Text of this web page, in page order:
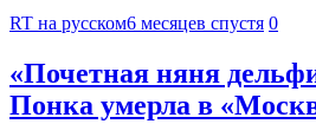
RT на русском6 месяцев спустя 0
«Почетная няня
Понка умерла в